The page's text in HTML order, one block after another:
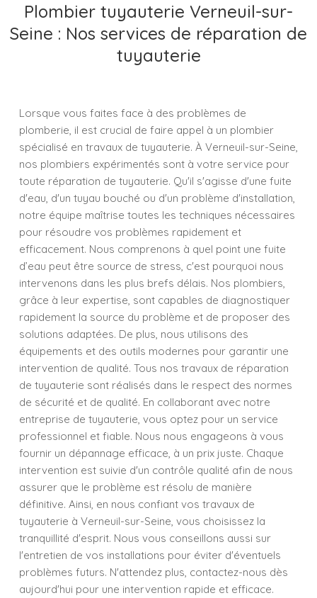
Plombier tuyauterie Verneuil-sur-
Seine : Nos services de réparation de
tuyauterie
Lorsque vous faites face à des problèmes de
plomberie, il est crucial de faire appel à un plombier
spécialisé en travaux de tuyauterie. À Verneuil-sur-Seine,
nos plombiers expérimentés sont à votre service pour
toute réparation de tuyauterie. Qu'il s'agisse d'une fuite
d'eau, d'un tuyau bouché ou d'un problème d'installation,
notre équipe maîtrise toutes les techniques nécessaires
pour résoudre vos problèmes rapidement et
efficacement. Nous comprenons à quel point une fuite
d’eau peut être source de stress, c'est pourquoi nous
intervenons dans les plus brefs délais. Nos plombiers,
grâce à leur expertise, sont capables de diagnostiquer
rapidement la source du problème et de proposer des
solutions adaptées. De plus, nous utilisons des
équipements et des outils modernes pour garantir une
intervention de qualité. Tous nos travaux de réparation
de tuyauterie sont réalisés dans le respect des normes
de sécurité et de qualité. En collaborant avec notre
entreprise de tuyauterie, vous optez pour un service
professionnel et fiable. Nous nous engageons à vous
fournir un dépannage efficace, à un prix juste. Chaque
intervention est suivie d'un contrôle qualité afin de nous
assurer que le problème est résolu de manière
définitive. Ainsi, en nous confiant vos travaux de
tuyauterie à Verneuil-sur-Seine, vous choisissez la
tranquillité d'esprit. Nous vous conseillons aussi sur
l'entretien de vos installations pour éviter d'éventuels
problèmes futurs. N'attendez plus, contactez-nous dès
aujourd'hui pour une intervention rapide et efficace.